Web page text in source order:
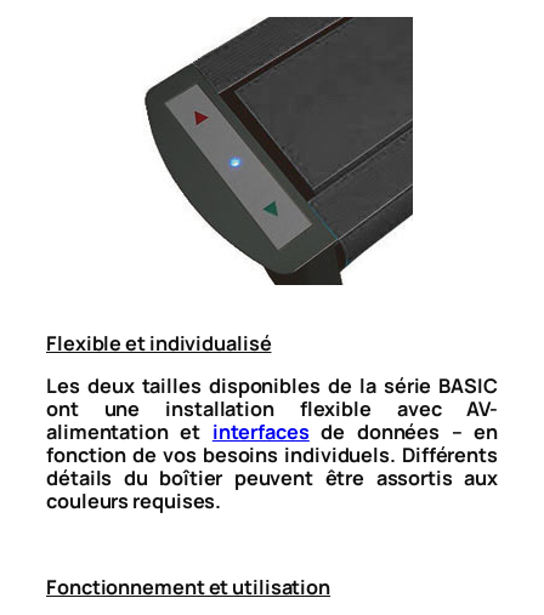
Flexible et individualisé
Les deux tailles disponibles de la série BASIC
ont une installation flexible avec AV-
alimentation et interfacesde données – en
fonction de vos besoins individuels. Différents
détails du boîtier peuvent être assortis aux
couleurs requises.
Fonctionnement et utilisation